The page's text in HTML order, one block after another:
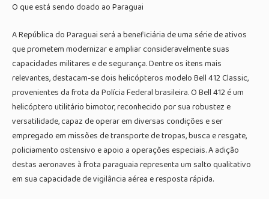
O que está sendo doado ao Paraguai
A República do Paraguai será a beneficiária de uma série de ativos
que prometem modernizar e ampliar consideravelmente suas
capacidades militares e de segurança. Dentre os itens mais
relevantes, destacam-se dois helicópteros modelo Bell 412 Classic,
provenientes da frota da Polícia Federal brasileira. O Bell 412 é um
helicóptero utilitário bimotor, reconhecido por sua robustez e
versatilidade, capaz de operar em diversas condições e ser
empregado em missões de transporte de tropas, busca e resgate,
policiamento ostensivo e apoio a operações especiais. A adição
destas aeronaves à frota paraguaia representa um salto qualitativo
em sua capacidade de vigilância aérea e resposta rápida.